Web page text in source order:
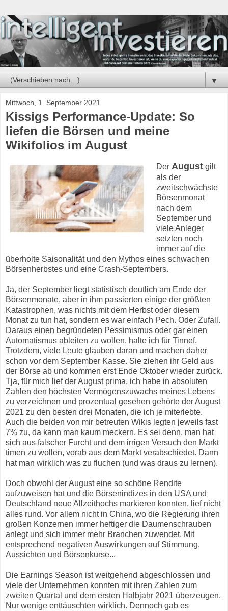
▼
Mittwoch, 1. September 2021
Kissigs Performance-Update: So
liefen die Börsen und meine
Wikifolios im August
Der Augustgilt
als der
zweitschwächste
Börsenmonat
nach dem
September und
viele Anleger
setzten noch
immer auf die
überholte Saisonalität und den Mythos eines schwachen
Börsenherbstes und eine Crash-Septembers.
Ja, der September liegt statistisch deutlich am Ende der
Börsenmonate, aber in ihm passierten einige der größten
Katastrophen, was nichts mit dem Herbst oder diesem
Monat zu tun hat, sondern es war einfach Pech. Oder Zufall.
Daraus einen begründeten Pessimismus oder gar einen
Automatismus ableiten zu wollen, halte ich für Tinnef.
Trotzdem, viele Leute glauben daran und machen daher
schon vor dem September Kasse. Sie ziehen ihr Geld aus
der Börse ab und kommen erst Ende Oktober wieder zurück.
Tja, für mich lief der August prima, ich habe in absoluten
Zahlen den höchsten Vermögenszuwachs meines Lebens
zu verzeichnen und prozentual gesehen gehörte der August
2021 zu den besten drei Monaten, die ich je miterlebte.
Auch die beiden von mir betreuten Wikis legten jeweils fast
7% zu, da kann man kaum meckern. Es sei denn, man hat
sich aus falscher Furcht und dem irrigen Versuch den Markt
timen zu wollen, vorab aus dem Markt verabschiedet. Dann
hat man wirklich was zu fluchen (und was draus zu lernen).
Doch obwohl der August eine so schöne Rendite
aufzuweisen hat und die Börsenindizes in den USA und
Deutschland neue Allzeithochs markieren konnten, lief nicht
alles rund. Vor allem nicht in China, wo die Regierung ihren
großen Konzernen immer heftiger die Daumenschrauben
anlegt und sich immer mehr Branchen zuwendet. Mit
entsprechend negativen Auswirkungen auf Stimmung,
Aussichten und Börsenkurse...
Die Earnings Season ist weitgehend abgeschlossen und
viele der Unternehmen konnten mit ihren Zahlen zum
zweiten Quartal und dem ersten Halbjahr 2021 überzeugen.
Nur wenige enttäuschten wirklich. Dennoch gab es